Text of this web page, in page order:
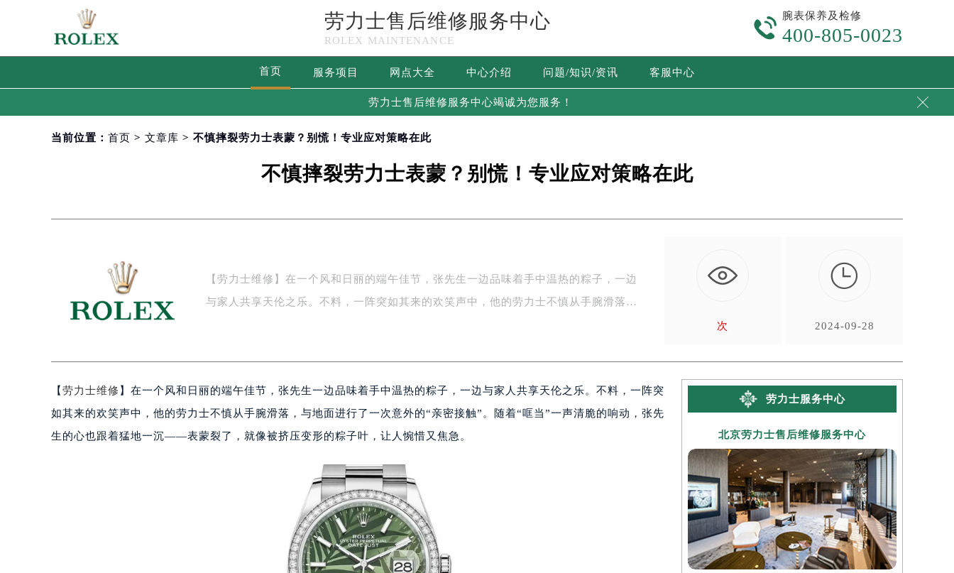
劳力士售后维修服务中心
ROLEX MAINTENANCE

腕表保养及检修
400-805-0023
首页 服务项目 网点大全 中心介绍 问题/知识/资讯 客服中心
劳力士售后维修服务中心竭诚为您服务！ 
当前位置： 首页 > 文章库 > 不慎摔裂劳力士表蒙？别慌！专业应对策略在此
不慎摔裂劳力士表蒙？别慌！专业应对策略在此
【劳力士维修】在一个风和日丽的端午佳节，张先生一边品味着手中温热的粽子，一边
与家人共享天伦之乐。不料，一阵突如其来的欢笑声中，他的劳力士不慎从手腕滑落…
次

2024-09-28
【 劳力士维修 】在一个风和日丽的端午佳节，张先生一边品味着手中温热的粽子，一边与家人共享天伦之乐。不料，一阵突
如其来的欢笑声中，他的劳力士不慎从手腕滑落，与地面进行了一次意外的“亲密接触”。随着“哐当”一声清脆的响动，张先
生的心也跟着猛地一沉——表蒙裂了，就像被挤压变形的粽子叶，让人惋惜又焦急。
劳力士服务中心
北京劳力士售后维修服务中心